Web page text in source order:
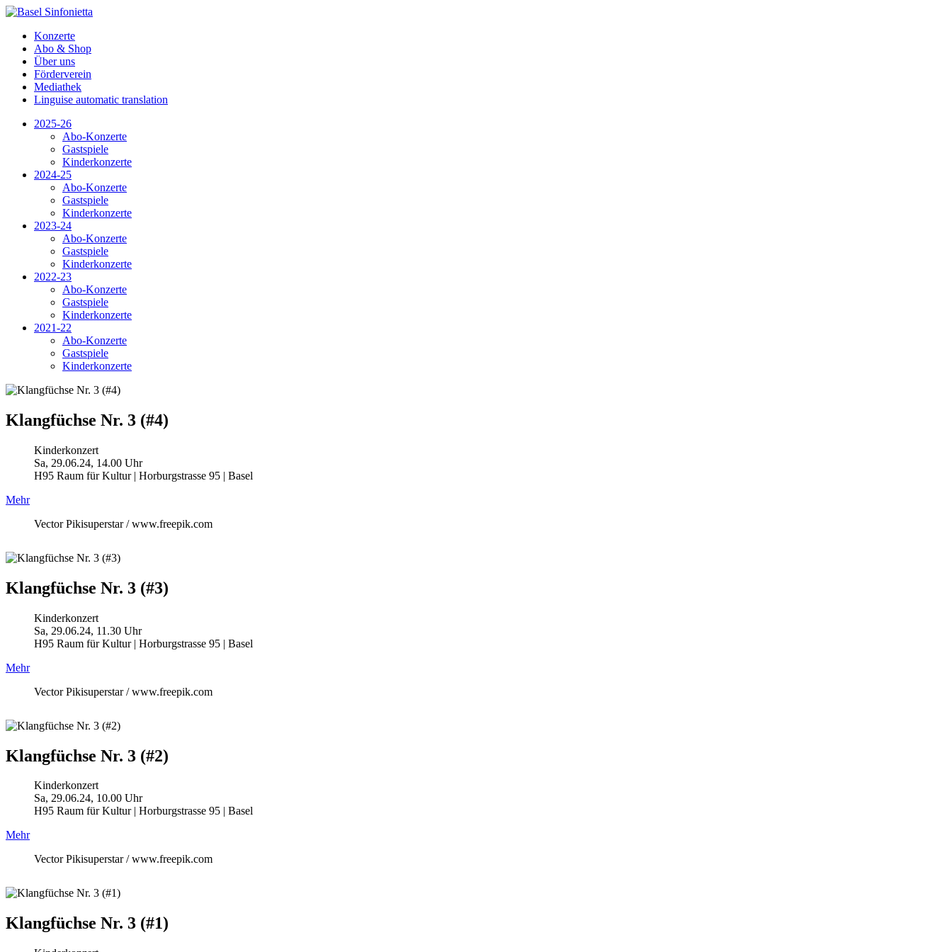
Konzerte
Abo & Shop
Über uns
Förderverein
Mediathek
Linguise automatic translation
2025-26
Abo-Konzerte
Gastspiele
Kinderkonzerte
2024-25
Abo-Konzerte
Gastspiele
Kinderkonzerte
2023-24
Abo-Konzerte
Gastspiele
Kinderkonzerte
2022-23
Abo-Konzerte
Gastspiele
Kinderkonzerte
2021-22
Abo-Konzerte
Gastspiele
Kinderkonzerte
Klangfüchse Nr. 3 (#4)
Kinderkonzert
Sa, 29.06.24, 14.00 Uhr
H95 Raum für Kultur | Horburgstrasse 95 | Basel
Mehr
Vector Pikisuperstar / www.freepik.com
Klangfüchse Nr. 3 (#3)
Kinderkonzert
Sa, 29.06.24, 11.30 Uhr
H95 Raum für Kultur | Horburgstrasse 95 | Basel
Mehr
Vector Pikisuperstar / www.freepik.com
Klangfüchse Nr. 3 (#2)
Kinderkonzert
Sa, 29.06.24, 10.00 Uhr
H95 Raum für Kultur | Horburgstrasse 95 | Basel
Mehr
Vector Pikisuperstar / www.freepik.com
Klangfüchse Nr. 3 (#1)